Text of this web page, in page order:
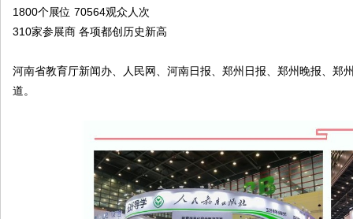
1800个展位 70564观众人次
310家参展商 各项都创历史新高
河南省教育厅新闻办、人民网、河南日报、郑州日报、郑州晚报、郑
道。